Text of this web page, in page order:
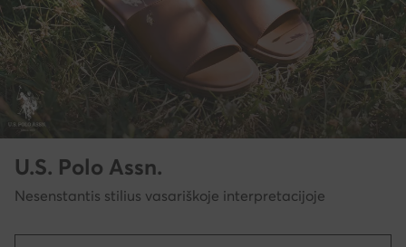
U.S. Polo Assn.
Nesenstantis stilius vasariškoje interpretacijoje